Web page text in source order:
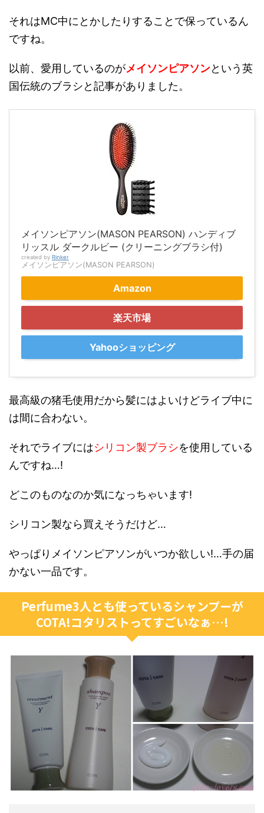
それはMC中にとかしたりすることで保っているん
ですね。
以前、愛用しているのがメイソンピアソンという英
国伝統のブラシと記事がありました。
メイソンピアソン(MASON PEARSON) ハンディブ
リッスル ダークルビー (クリーニングブラシ付)
created by Rinker
メイソンピアソン(MASON PEARSON)
Amazon
楽天市場
Yahooショッピング
最高級の猪毛使用だから髪にはよいけどライブ中に
は間に合わない。
それでライブにはシリコン製ブラシを使用している
んですね…!
どこのものなのか気になっちゃいます!
シリコン製なら買えそうだけど…
やっぱりメイソンピアソンがいつか欲しい!…手の届
かない一品です。
Perfume3人とも使っているシャンプーが
COTA!コタリストってすごいなぁ…!